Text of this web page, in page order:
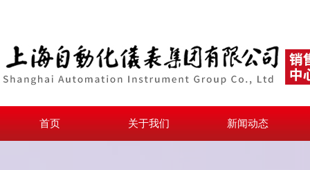
首页 关于我们 新闻动态